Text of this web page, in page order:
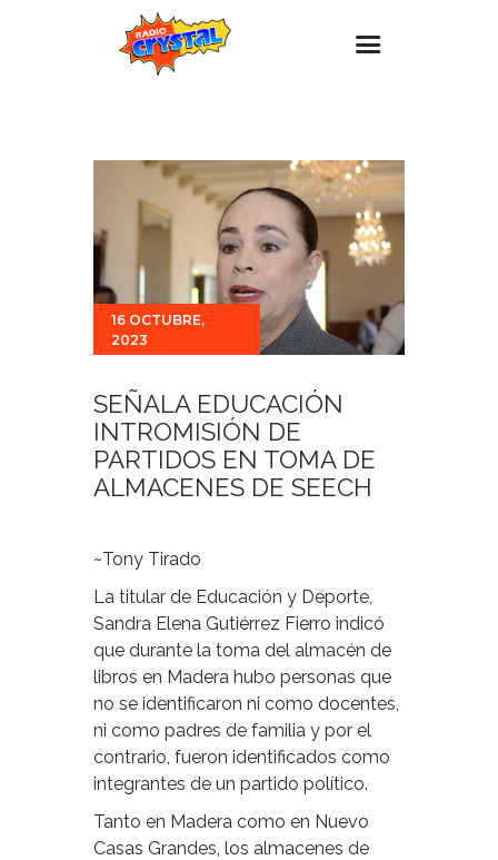
Estaciones
Eventos
Promociones
Noticias
Para ti
16 OCTUBRE,
2023
SEÑALA EDUCACIÓN
INTROMISIÓN DE
PARTIDOS EN TOMA DE
ALMACENES DE SEECH
~Tony Tirado
La titular de Educación y Deporte,
Sandra Elena Gutiérrez Fierro indicó
que durante la toma del almacén de
libros en Madera hubo personas que
no se identificaron ni como docentes,
ni como padres de familia y por el
contrario, fueron identificados como
integrantes de un partido político.
Tanto en Madera como en Nuevo
Casas Grandes, los almacenes de